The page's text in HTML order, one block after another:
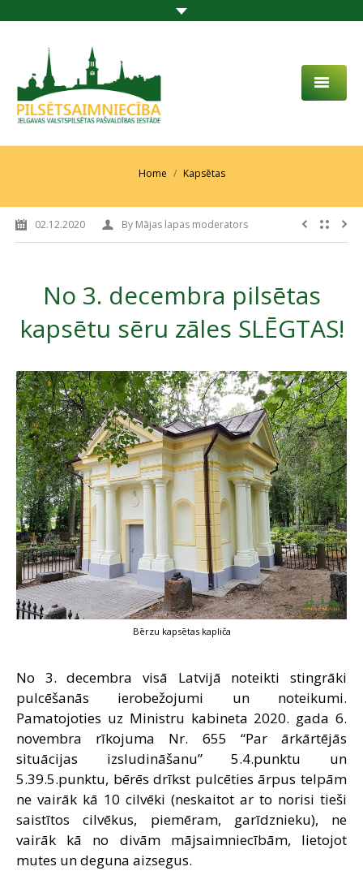
PAR MUMS
PROJEKTI
SABIEDRĪBAS LĪDZDALĪBA
SAZIŅA
Home Kapsētas
02.12.2020 By Mājas lapas moderators
No 3. decembra pilsētas
kapsētu sēru zāles SLĒGTAS!
Bērzu kapsētas kapliča
No 3. decembra visā Latvijā noteikti stingrāki
pulcēšanās ierobežojumi un noteikumi.
Pamatojoties uz Ministru kabineta 2020. gada 6.
novembra rīkojuma Nr. 655 “Par ārkārtējās
situācijas izsludināšanu” 5.4.punktu un
5.39.5.punktu, bērēs drīkst pulcēties ārpus telpām
ne vairāk kā 10 cilvēki (neskaitot ar to norisi tieši
saistītos cilvēkus, piemēram, garīdznieku), ne
vairāk kā no divām mājsaimniecībām, lietojot
mutes un deguna aizsegus.